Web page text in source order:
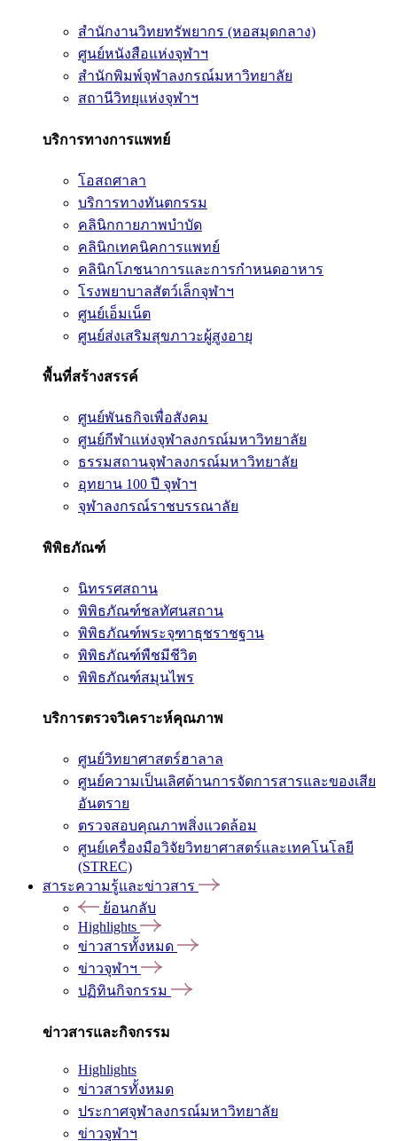
สำนักงานวิทยทรัพยากร (หอสมุดกลาง)
ศูนย์หนังสือแห่งจุฬาฯ
สำนักพิมพ์จุฬาลงกรณ์มหาวิทยาลัย
สถานีวิทยุแห่งจุฬาฯ
บริการทางการแพทย์
โอสถศาลา
บริการทางทันตกรรม
คลินิกกายภาพบำบัด
คลินิกเทคนิคการแพทย์
คลินิกโภชนาการและการกำหนดอาหาร
โรงพยาบาลสัตว์เล็กจุฬาฯ
ศูนย์เอ็มเน็ต
ศูนย์ส่งเสริมสุขภาวะผู้สูงอายุ
พื้นที่สร้างสรรค์
ศูนย์พันธกิจเพื่อสังคม
ศูนย์กีฬาแห่งจุฬาลงกรณ์มหาวิทยาลัย
ธรรมสถานจุฬาลงกรณ์มหาวิทยาลัย
อุทยาน 100 ปี จุฬาฯ
จุฬาลงกรณ์ราชบรรณาลัย
พิพิธภัณฑ์
นิทรรศสถาน
พิพิธภัณฑ์ชลทัศนสถาน
พิพิธภัณฑ์พระจุฑาธุชราชฐาน
พิพิธภัณฑ์พืชมีชีวิต
พิพิธภัณฑ์สมุนไพร
บริการตรวจวิเคราะห์คุณภาพ
ศูนย์วิทยาศาสตร์ฮาลาล
ศูนย์ความเป็นเลิศด้านการจัดการสารและของเสีย
อันตราย
ตรวจสอบคุณภาพสิ่งแวดล้อม
ศูนย์เครื่องมือวิจัยวิทยาศาสตร์และเทคโนโลยี
(STREC)
สาระความรู้และข่าวสาร
ย้อนกลับ
Highlights
ข่าวสารทั้งหมด
ข่าวจุฬาฯ
ปฏิทินกิจกรรม
ข่าวสารและกิจกรรม
Highlights
ข่าวสารทั้งหมด
ประกาศจุฬาลงกรณ์มหาวิทยาลัย
ข่าวจุฬาฯ